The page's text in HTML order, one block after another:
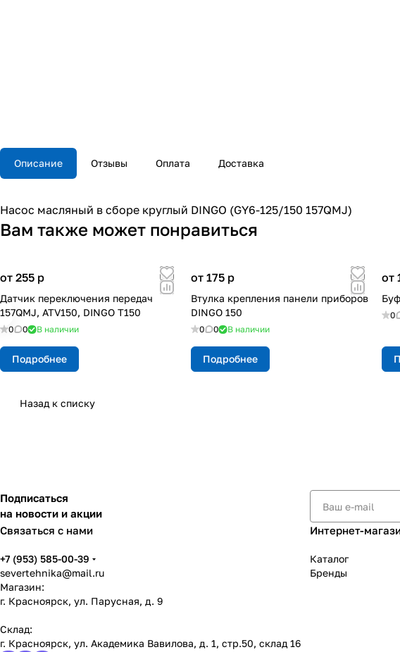
Описание Отзывы Оплата Доставка
Насос масляный в сборе круглый DINGO (GY6-125/150 157QMJ)
Вам также может понравиться
от 255 p
Датчик переключения передач
157QMJ, ATV150, DINGO T150
0 0 В наличии
Подробнее
от 175 p
Втулка крепления панели приборов
DINGO 150
0 0 В наличии
Подробнее
от
0
Назад к списку
Подписаться
на новости и акции
Связаться с нами
+7 (953) 585-00-39
severtehnika@mail.ru
Магазин:
г. Красноярск, ул. Парусная, д. 9
Склад:
г. Красноярск, ул. Академика Вавилова, д. 1, стр.50, склад 16
Интернет-
Каталог
Бренды